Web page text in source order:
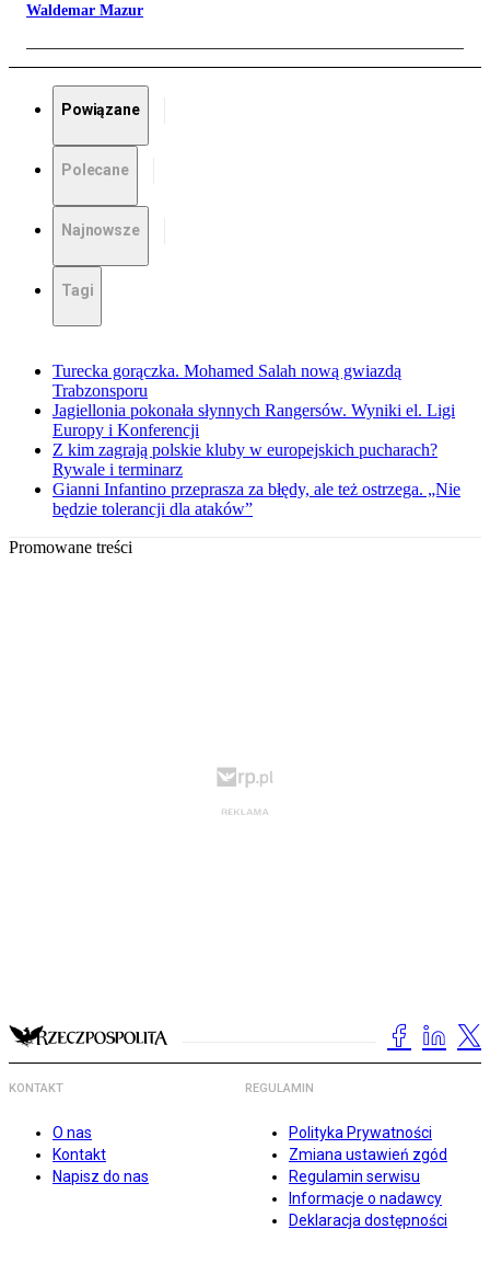
Waldemar Mazur
Powiązane
Polecane
Najnowsze
Tagi
Turecka gorączka. Mohamed Salah nową gwiazdą
Trabzonsporu
Jagiellonia pokonała słynnych Rangersów. Wyniki el. Ligi
Europy i Konferencji
Z kim zagrają polskie kluby w europejskich pucharach?
Rywale i terminarz
Gianni Infantino przeprasza za błędy, ale też ostrzega. „Nie
będzie tolerancji dla ataków”
Promowane treści
KONTAKT
O nas
Kontakt
Napisz do nas
REGULAMIN
Polityka Prywatności
Zmiana ustawień zgód
Regulamin serwisu
Informacje o nadawcy
Deklaracja dostępności